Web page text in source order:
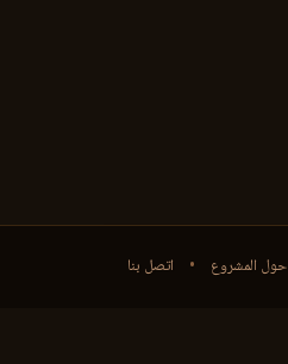
حول المشروع • اتصل بنا